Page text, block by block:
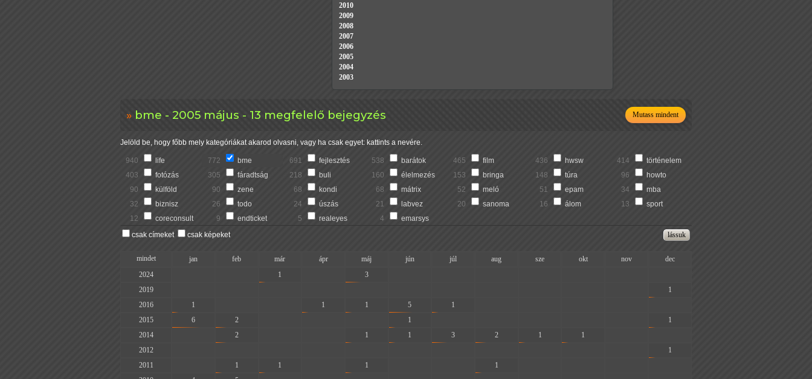
bme - 2005 május - 13 megfelelő bejegyzés Mutass mindent
Jelöld be, hogy főbb mely kategóriákat akarod olvasni, vagy ha csak egyet: kattints a nevére.
940 life 772 bme 691 fejlesztés 538 barátok 465 film 436 hwsw 414
történelem
403
fotózás 305 fáradtság 218 buli 160 élelmezés 153 bringa 148 túra 96
howto
90
külföld 90 zene 68 kondi 68 mátrix 52 meló 51 epam 34
mba
32
biznisz 26 todo 24 úszás 21 labvez 20 sanoma 16 álom 13
sport
12
coreconsult 9 endticket 5 realeyes 4
emarsys
csak címeket
csak képeket
mindet jan feb már ápr máj jún júl aug sze okt nov
dec
2024
1 3
2019
1
2016
1 1 1 5 1
2015
6 2 1
1
2014
2 1 1 3 2 1 1
2012
1
2011
1 1 1 1
2010
2009
2008
2007
2006
2005
2004
2003